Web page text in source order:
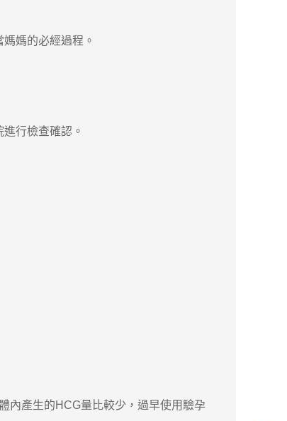
媽的必經過程。
行檢查確認。
產生的HCG量比較少，過早使用驗孕